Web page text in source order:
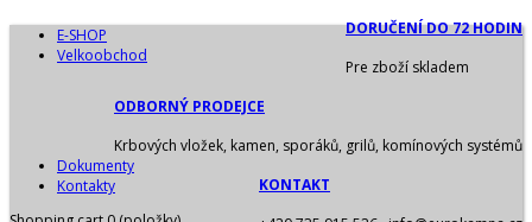
DORUČENÍ DO 72 HODIN
Pre zboží skladem
ODBORNÝ PRODEJCE
Krbových vložek, kamen, sporáků, grilů, komínových systémů
KONTAKT
E-SHOP
Velkoobchod
Dokumenty
Kontakty